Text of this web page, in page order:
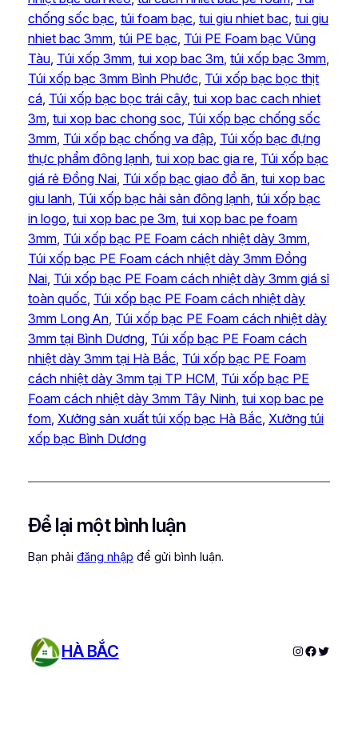
chống sốc bạc, túi foam bạc, tui giu nhiet bac, tui giu
nhiet bac 3mm, túi PE bạc, Túi PE Foam bạc Vũng
Tàu, Túi xốp 3mm, tui xop bac 3m, túi xốp bạc 3mm
Túi xốp bạc 3mm Bình Phước, Túi xốp bạc bọc thịt
cá, Túi xốp bạc bọc trái cây, tui xop bac cach nhiet
3m, tui xop bac chong soc, Túi xốp bạc chống sốc
3mm, Túi xốp bạc chống va đập, Túi xốp bạc đựng
thực phẩm đông lạnh, tui xop bac gia re, Túi xốp bạc
giá rẻ Đồng Nai, Túi xốp bạc giao đồ ăn, tui xop bac
giu lanh, Túi xốp bạc hải sản đông lạnh, túi xốp bạc
in logo, tui xop bac pe 3m, tui xop bac pe foam
3mm, Túi xốp bạc PE Foam cách nhiệt dày 3mm
Túi xốp bạc PE Foam cách nhiệt dày 3mm Đồng
Nai, Túi xốp bạc PE Foam cách nhiệt dày 3mm giá sỉ
toàn quốc, Túi xốp bạc PE Foam cách nhiệt dày
3mm Long An, Túi xốp bạc PE Foam cách nhiệt dày
3mm tại Bình Dương, Túi xốp bạc PE Foam cách
nhiệt dày 3mm tại Hà Bắc, Túi xốp bạc PE Foam
cách nhiệt dày 3mm tại TP HCM, Túi xốp bạc PE
Foam cách nhiệt dày 3mm Tây Ninh, tui xop bac pe
fom, Xưởng sản xuất túi xốp bạc Hà Bắc, Xưởng túi
xốp bạc Bình Dương
Để lại một bình luận
Bạn phải đăng nhập để gửi bình luận.
HÀ BẮC Instagram
Twitter